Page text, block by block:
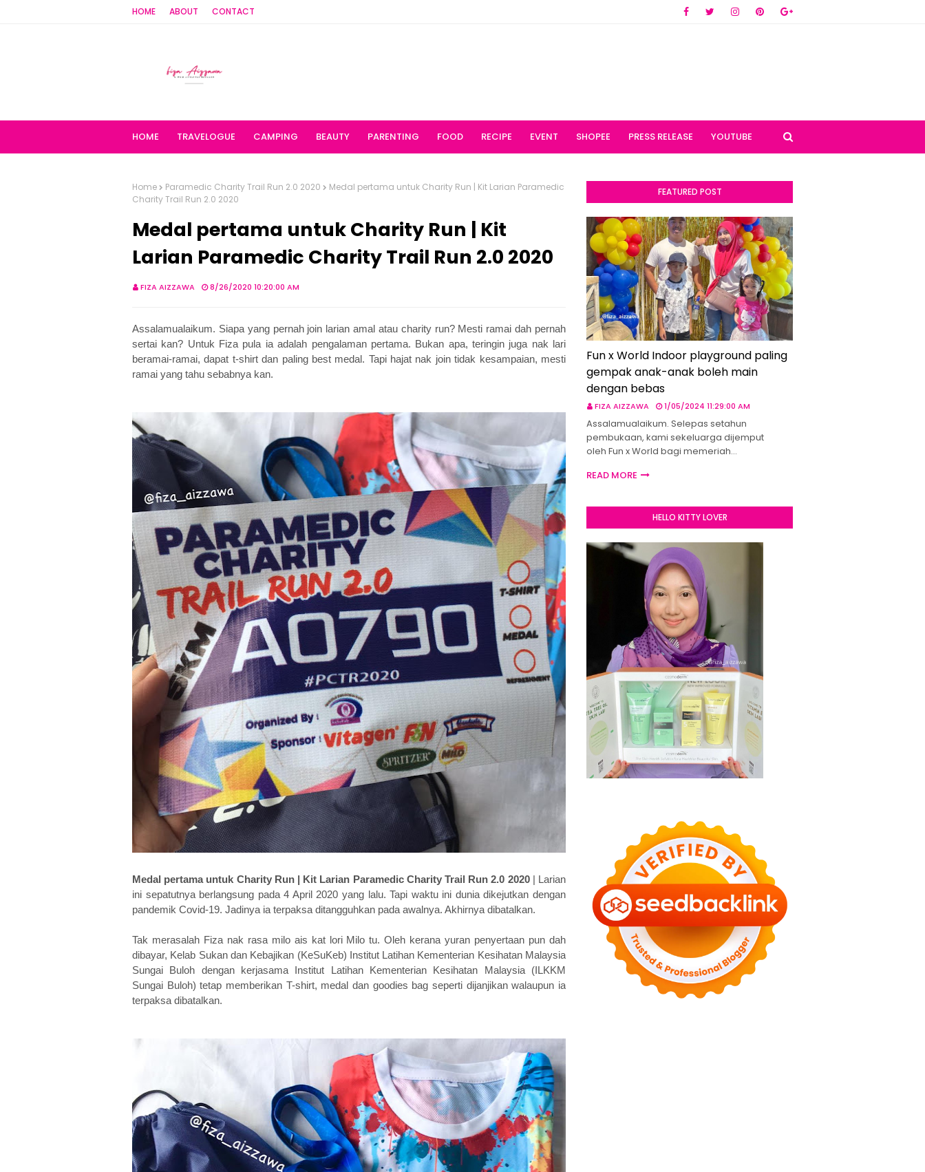
HOME ABOUT CONTACT
HOME TRAVELOGUE CAMPING BEAUTY PARENTING FOOD RECIPE EVENT SHOPEE PRESS RELEASE YOUTUBE
Home Paramedic Charity Trail Run 2.0 2020
Medal pertama untuk Charity Run | Kit Larian Paramedic
Charity Trail Run 2.0 2020
Medal pertama untuk Charity Run | Kit
Larian Paramedic Charity Trail Run 2.0 2020
FIZA AIZZAWA 8/26/2020 10:20:00 AM
Assalamualaikum. Siapa yang pernah join larian amal atau charity run? Mesti ramai dah pernah
sertai kan? Untuk Fiza pula ia adalah pengalaman pertama. Bukan apa, teringin juga nak lari
beramai-ramai, dapat t-shirt dan paling best medal. Tapi hajat nak join tidak kesampaian, mesti
ramai yang tahu sebabnya kan.
Medal pertama untuk Charity Run | Kit Larian Paramedic Charity Trail Run 2.0 2020| Larian
ini sepatutnya berlangsung pada 4 April 2020 yang lalu. Tapi waktu ini dunia dikejutkan dengan
pandemik Covid-19. Jadinya ia terpaksa ditangguhkan pada awalnya. Akhirnya dibatalkan.
Tak merasalah Fiza nak rasa milo ais kat lori Milo tu. Oleh kerana yuran penyertaan pun dah
dibayar, Kelab Sukan dan Kebajikan (KeSuKeb) Institut Latihan Kementerian Kesihatan Malaysia
Sungai Buloh dengan kerjasama Institut Latihan Kementerian Kesihatan Malaysia (ILKKM
Sungai Buloh) tetap memberikan T-shirt, medal dan goodies bag seperti dijanjikan walaupun ia
terpaksa dibatalkan.
FEATURED POST
Fun x World Indoor playground paling
gempak anak-anak boleh main
dengan bebas
FIZA AIZZAWA 1/05/2024 11:29:00 AM
Assalamualaikum. Selepas setahun
pembukaan, kami sekeluarga dijemput
oleh Fun x World bagi memeriah…
READ MORE
HELLO KITTY LOVER